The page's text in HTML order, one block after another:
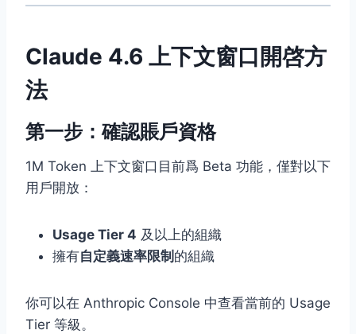
Claude 4.6 上下文窗口開啓方
法
第一步：確認賬戶資格
1M Token 上下文窗口目前爲 Beta 功能，僅對以下
用戶開放：
Usage Tier 4 及以上的組織
擁有自定義速率限制 的組織
你可以在 Anthropic Console 中查看當前的 Usage
Tier 等級。